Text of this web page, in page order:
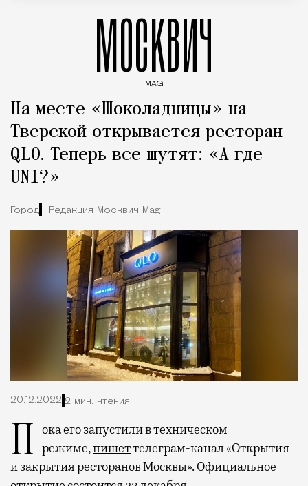
МОСКВИЧ
MAG
На месте «Шоколадницы» на
Тверской открывается ресторан
QLO. Теперь все шутят: «А где
UNI?»
Город Редакция Москвич Mag
20.12.2022 2 мин. чтения
Пока его запустили в техническом режиме,пишеттелеграм-канал «Открытия
и закрытия ресторанов Москвы». Официальное